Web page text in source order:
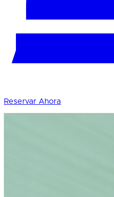
Reservar Ahora